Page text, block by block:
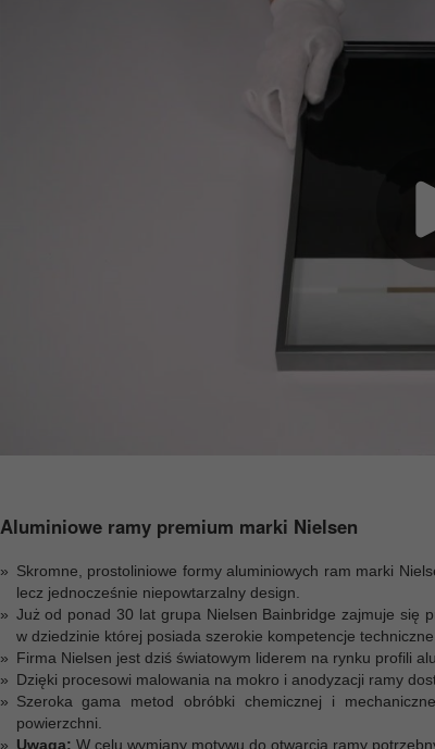
Aluminiowe ramy premium marki Nielsen
Skromne, prostoliniowe formy aluminiowych ram marki
lecz jednocześnie niepowtarzalny design.
Już od ponad 30 lat grupa Nielsen Bainbridge zajmuje się
w dziedzinie której posiada szerokie kompetencje
Firma Nielsen jest dziś światowym liderem na rynku profili
Dzięki procesowi malowania na mokro i anodyzacji ramy
Szeroka gama metod obróbki chemicznej i
powierzchni.
Uwaga: W celu wymiany motywu do otwarcia ramy